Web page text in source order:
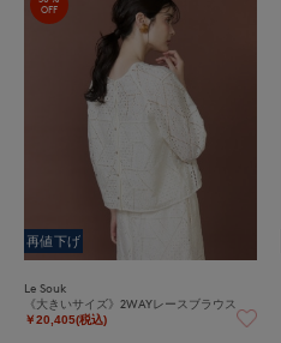
OFF
再値下げ
Le Souk
《大きいサイズ》2WAYレースブラウス
￥20,405(税込)